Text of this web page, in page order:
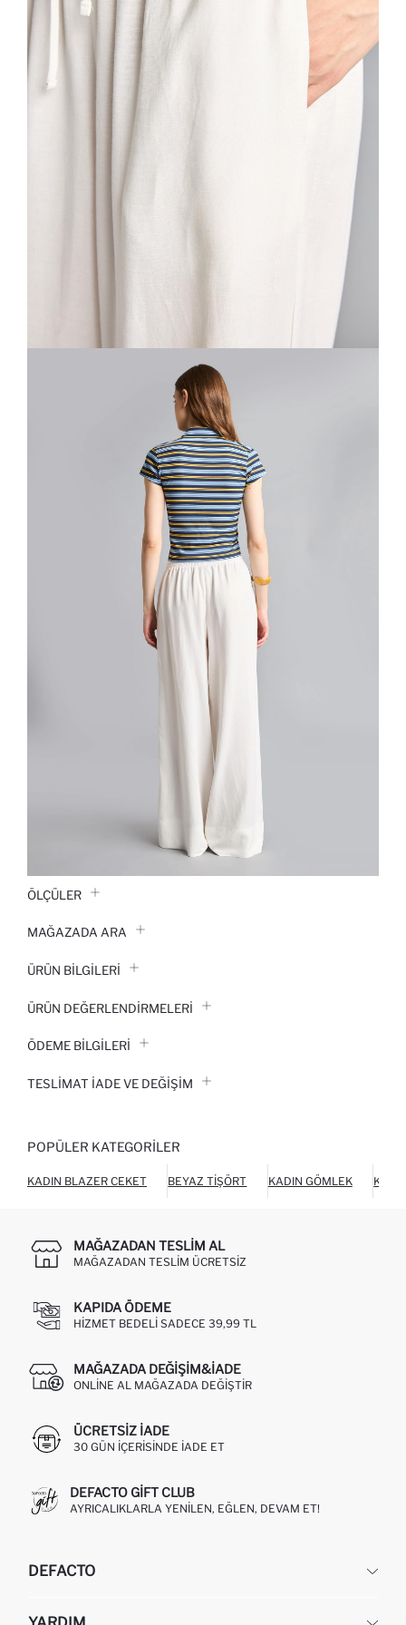
ÖLÇÜLER
MAĞAZADA ARA
ÜRÜN BILGILERI
ÜRÜN DEĞERLENDİRMELERİ
ÖDEME BİLGİLERİ
TESLIMAT İADE VE DEĞIŞIM
POPÜLER KATEGORILER
KADIN BLAZER CEKET BEYAZ TIŞÖRT KADIN GÖMLEK
MAĞAZADAN TESLIM AL
MAĞAZADAN TESLIM ÜCRETSIZ
KAPIDA ÖDEME
HIZMET BEDELI SADECE 39,99 TL
MAĞAZADA DEĞIŞIM&İADE
ONLINE AL MAĞAZADA DEĞIŞTIR
ÜCRETSIZ IADE
30 GÜN IÇERISINDE IADE ET
DEFACTO GIFT CLUB
AYRICALIKLARLA YENILEN, EĞLEN, DEVAM ET!
DEFACTO